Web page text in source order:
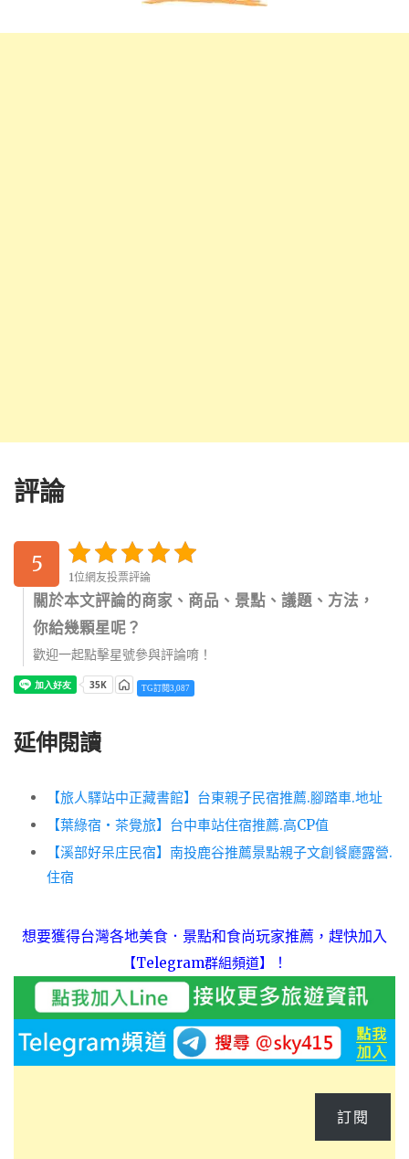
評論
5
1位網友投票評論
關於本文評論的商家、商品、景點、議題、方法，
你給幾顆星呢？
歡迎一起點擊星號參與評論唷！
TG訂閱3,087
延伸閱讀
【旅人驛站中正藏書館】台東親子民宿推薦.腳踏車.地址
【葉綠宿・茶覺旅】台中車站住宿推薦.高CP值
【溪部好呆庄民宿】南投鹿谷推薦景點親子文創餐廳露營.
住宿
想要獲得台灣各地美食．景點和食尚玩家推薦，趕快加入
【Telegram群組頻道】 ！
訂閱